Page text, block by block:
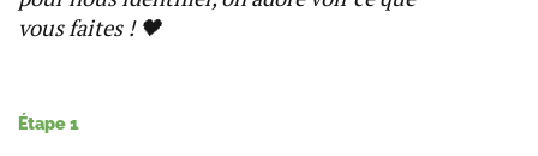
vous faites ! 🖤
Étape 1